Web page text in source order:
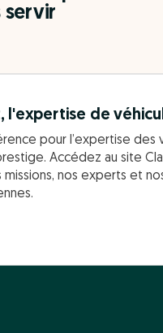
servir
l'expertise de
pour l’expertise des
Accédez au site
missions, nos experts et